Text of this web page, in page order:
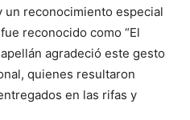
un reconocimiento especial
reconocido como “El
agradeció este gesto
quienes resultaron
en las rifas y